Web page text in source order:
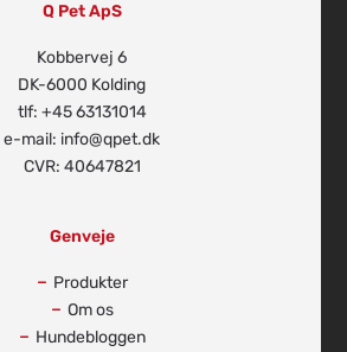
Q Pet ApS
Kobbervej 6
DK-6000 Kolding
tlf: +45 63131014
e-mail: info@qpet.dk
CVR: 40647821
Genveje
Produkter
Om os
Hundebloggen